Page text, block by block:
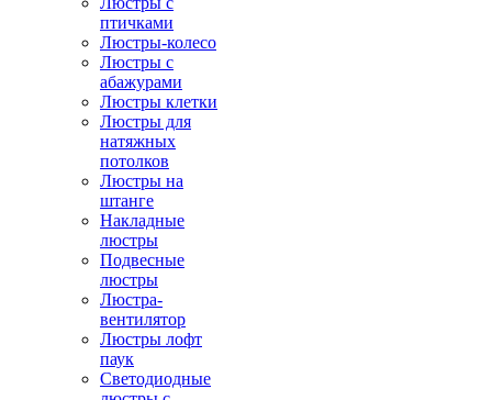
птичками
Люстры-колесо
Люстры с
абажурами
Люстры клетки
Люстры для
натяжных
потолков
Люстры на
штанге
Накладные
люстры
Подвесные
люстры
Люстра-
вентилятор
Люстры лофт
паук
Светодиодные